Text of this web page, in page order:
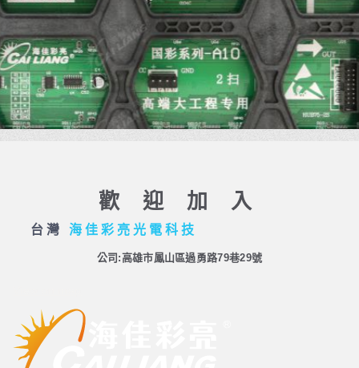
歡迎加入
台灣 海 佳 彩 亮 光 電 科 技
公司:高雄市鳳山區過勇路79巷29號